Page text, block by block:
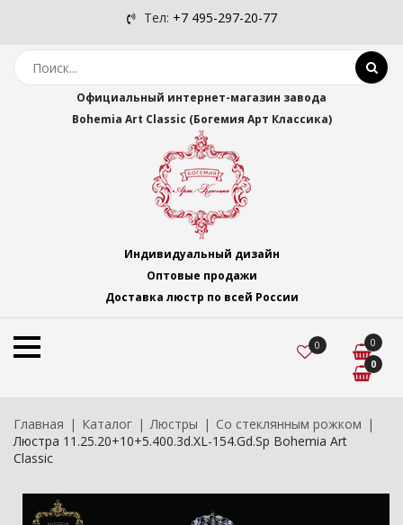
Тел: +7 495-297-20-77
Официальный интернет-магазин завода
Bohemia Art Classic (Богемия Арт Классика)
Индивидуальный дизайн
Оптовые продажи
Доставка люстр по всей России
0
0
0
Главная Каталог Люстры
Со стеклянным рожком
Люстра 11.25.20+10+5.400.3d.XL-154.Gd.Sp Bohemia Art
Classic